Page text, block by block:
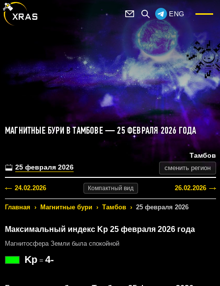
ENG
МАГНИТНЫЕ БУРИ В ТАМБОВЕ — 25 ФЕВРАЛЯ 2026 ГОДА
25 февраля 2026
Тамбов
сменить регион
24.02.2026 Компактный вид 26.02.2026
Главная › Магнитные бури › Тамбов › 25 февраля 2026
Максимальный индекс Kp 25 февраля 2026 года
Магнитосфера Земли была спокойной
Kp = 4-